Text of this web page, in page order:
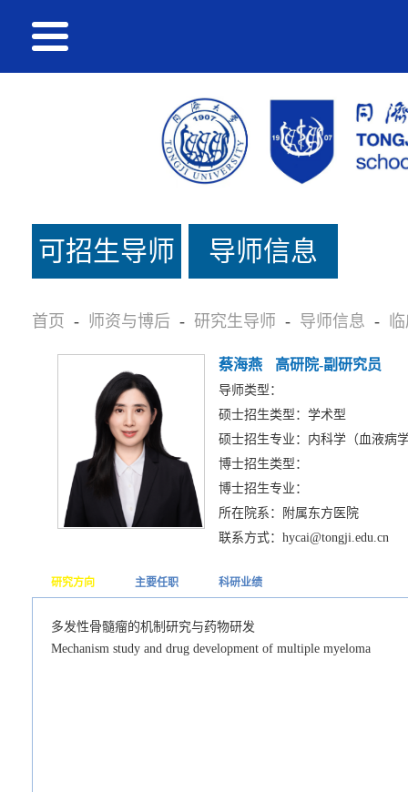
可招生导师
名单
导师信息
首页 - 师资与博后 - 研究生导师 - 导师信息 -
蔡海燕 高研院-副研究员
导师类型：
硕士招生类型：学术型
硕士招生专业：内科学（血液病
博士招生类型：
博士招生专业：
所在院系：附属东方医院
联系方式：hycai@tongji.edu.cn
研究方向 主要任职 科研业绩
多发性骨髓瘤的机制研究与药物研发
Mechanism study and drug development of multiple myeloma